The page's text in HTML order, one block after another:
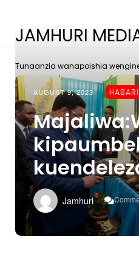
JAMHURI
Tunaanzia wanapoishia
AUGUST 9, 2023
Jamhuri